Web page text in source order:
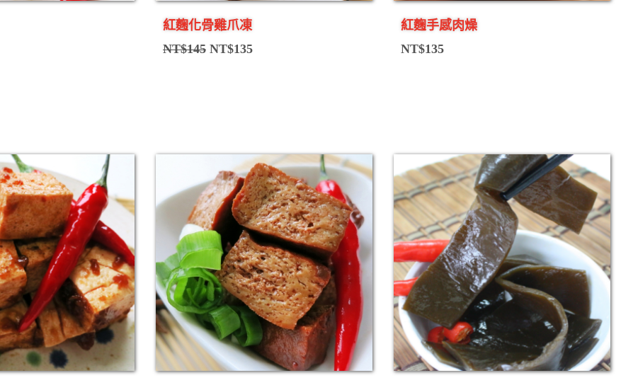
紅麴化骨雞爪凍
NT$145 NT$135
紅麴手感肉燥
NT$135